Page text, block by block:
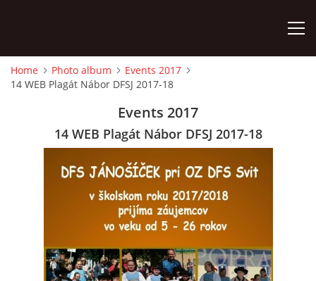
HOME
PHOTO ALBUM
Detský famózny svet SVIT
Korešp. adresa:
059 21 SVIT
SLOVENSKO
Home Photo album
Events 2017
14 WEB Plagát Nábor DFSJ 2017-18
Events 2017
14 WEB Plagát Nábor DFSJ 2017-18